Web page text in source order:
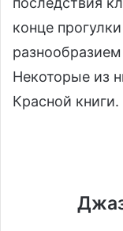
конце
Некоторые из
Красной книги.